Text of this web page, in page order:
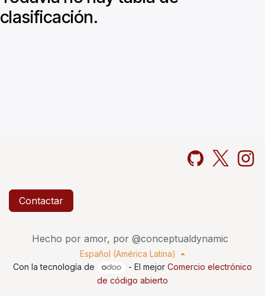
clasificación.
Contactar
Hecho por amor, por @conceptualdynamic
Español (América Latina)
Con la tecnología de
- El mejor Comercio electrónico
de código abierto